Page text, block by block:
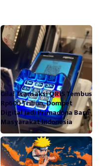
Gila! Transaksi QRIS Tembus
Rp600 Triliun, Dompet
Digital Jadi Primadona Baru
Masyarakat Indonesia